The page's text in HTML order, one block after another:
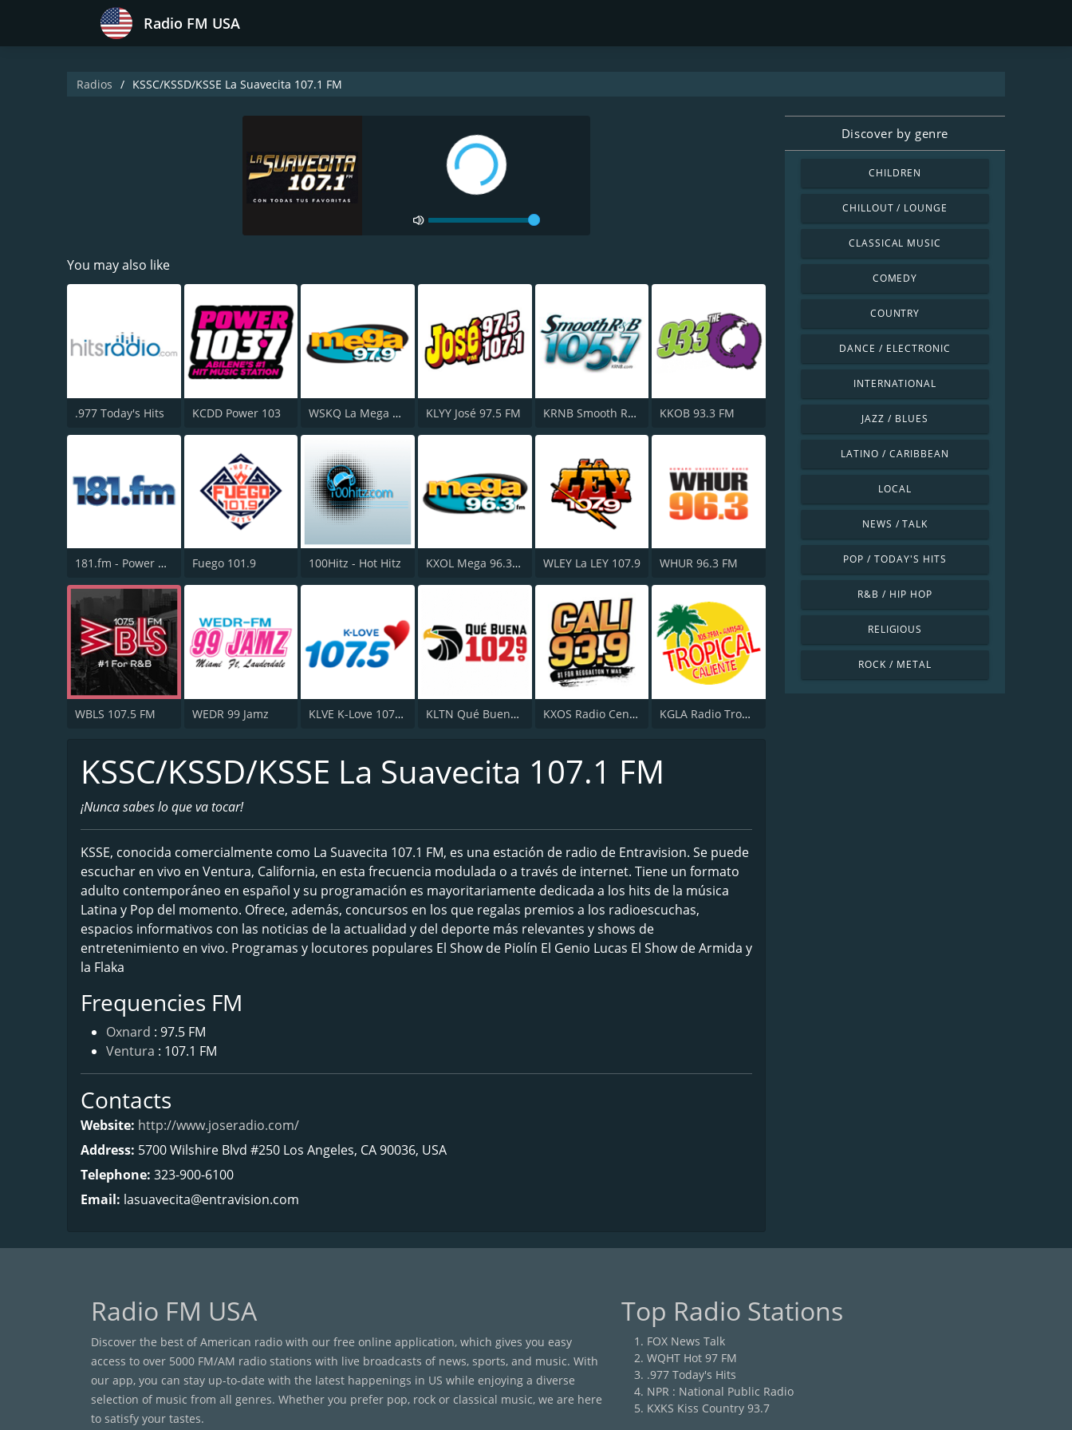
Radio FM USA
Radios KSSC/KSSD/KSSE La Suavecita 107.1 FM
You may also like
.977 Today's Hits KCDD Power 103 WSKQ La Mega 97.9 FM KLYY José 97.5 FM KRNB Smooth R&B 105.7 FM KKOB 93.3 FM
181.fm - Power 181 (Top 40) Fuego 101.9 100Hitz - Hot Hitz KXOL Mega 96.3 FM WLEY La LEY 107.9 WHUR 96.3 FM
WBLS 107.5 FM WEDR 99 Jamz KLVE K-Love 107.5 FM KLTN Qué Buena 102.9 FM KXOS Radio Centro 93.9 FM KGLA Radio Tropical Caliente 1540 AM
KSSC/KSSD/KSSE La Suavecita 107.1 FM
¡Nunca sabes lo que va tocar!
KSSE, conocida comercialmente como La Suavecita 107.1 FM, es una estación de radio de Entravision. Se puede
escuchar en vivo en Ventura, California, en esta frecuencia modulada o a través de internet. Tiene un formato
adulto contemporáneo en español y su programación es mayoritariamente dedicada a los hits de la música
Latina y Pop del momento. Ofrece, además, concursos en los que regalas premios a los radioescuchas,
espacios informativos con las noticias de la actualidad y del deporte más relevantes y shows de
entretenimiento en vivo. Programas y locutores populares El Show de Piolín El Genio Lucas El Show de Armida y
la Flaka
Frequencies FM
Oxnard : 97.5 FM
Ventura : 107.1 FM
Contacts
Website: http://www.joseradio.com/
Address: 5700 Wilshire Blvd #250 Los Angeles, CA 90036, USA
Telephone: 323-900-6100
Email: lasuavecita@entravision.com
Discover by genre
CHILDREN
CHILLOUT / LOUNGE
CLASSICAL MUSIC
COMEDY
COUNTRY
DANCE / ELECTRONIC
INTERNATIONAL
JAZZ / BLUES
LATINO / CARIBBEAN
LOCAL
NEWS / TALK
POP / TODAY'S HITS
R&B / HIP HOP
RELIGIOUS
ROCK / METAL
Radio FM USA
Discover the best of American radio with our free online application, which gives you easy
access to over 5000 FM/AM radio stations with live broadcasts of news, sports, and music. With
our app, you can stay up-to-date with the latest happenings in US while enjoying a diverse
selection of music from all genres. Whether you prefer pop, rock or classical music, we are here
to satisfy your tastes.
Top Radio Stations
FOX News Talk
WQHT Hot 97 FM
.977 Today's Hits
NPR : National Public Radio
KXKS Kiss Country 93.7